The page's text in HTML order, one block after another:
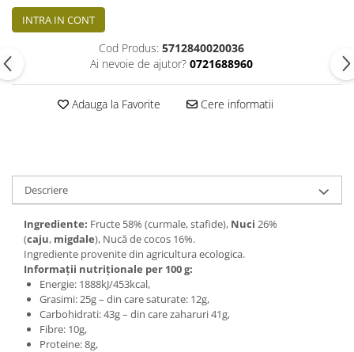
INTRA IN CONT
Cod Produs: 5712840020036
Ai nevoie de ajutor? 0721688960
Adauga la Favorite Cere informatii
Descriere
Ingrediente: Fructe 58% (curmale, stafide), Nuci 26%
(caju, migdale), Nucă de cocos 16%.
Ingrediente provenite din agricultura ecologica.
Informații nutriționale per 100 g:
Energie: 1888kJ/453kcal,
Grasimi: 25g – din care saturate: 12g,
Carbohidrati: 43g – din care zaharuri 41g,
Fibre: 10g,
Proteine: 8g,